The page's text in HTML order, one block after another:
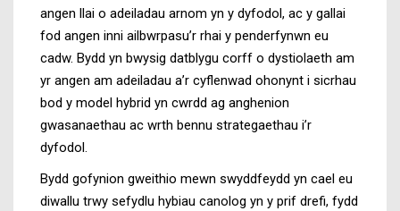
angen llai o adeiladau arnom yn y dyfodol, ac y gallai
fod angen inni ailbwrpasu’r rhai y penderfynwn eu
cadw. Bydd yn bwysig datblygu corff o dystiolaeth am
yr angen am adeiladau a’r cyflenwad ohonynt i sicrhau
bod y model hybrid yn cwrdd ag anghenion
gwasanaethau ac wrth bennu strategaethau i’r
dyfodol.
Bydd gofynion gweithio mewn swyddfeydd yn cael eu
diwallu trwy sefydlu hybiau canolog yn y prif drefi, fydd